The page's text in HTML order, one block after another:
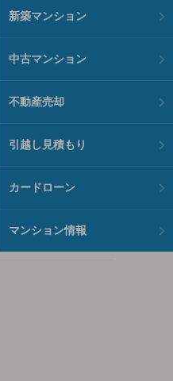
新築マンション
中古マンション
不動産売却
引越し見積もり
カードローン
マンション情報